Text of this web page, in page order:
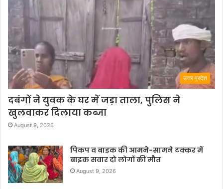
उत्तर प्रदेश
दबंगों ने युवक के घर में जड़ा ताला, पुलिस ने
खुलवाकर दिलाया कब्जा
August 9, 2026
पिकप व बाइक की आमने-सामने टक्कर में
बाइक सवार दो लोगों की मौत
August 9, 2026